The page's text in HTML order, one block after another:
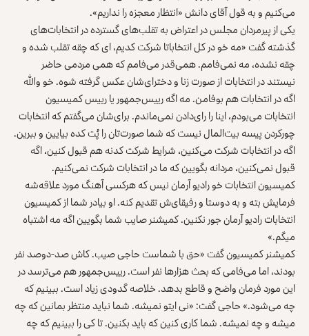
می‌کنیم و به قول آقای دانش «انتظار معجزه را نداریم».
یکی از پیر‌مردان مجلس در اعتراض به تقلب‌های گسترده در انتخابات‌های
گذشته گفت «مه خو در کل انتخاباتا شرکت کدیم، ای که چقه تقلب شده و
چقه نشده، مه نمی‌فامم. همی‌قدر می‌فامم که همی مردمی حاضر
نیستند در انتخابات از صورت زنا و دخترای‌شان عکس گرفته شوه. خو والله
اگه در انتخابات هم بوفامن. مه اگه رییس‌جمهور یا رییس کمیسیون
انتخابات می‌بودم، اینا را رای‌دادن نمی‌ماندم. برای‌شان می‌گفتم که انتخابات
چورکردن پیسه بیت‌المال نیست که شما صورت‌تان را پُت کده بیایین و ببرین.
اگه در انتخابات شرکت می‌کنین، شرایط شرکت کدنه هم قبول کنین، اگه
قبول نمی‌کنین، مردانه بگویین که ما در انتخابات شرکت نمی‌کنیم.
کمیسیون انتخابات خو رادیو آرمان نیس که هرکسی آهنگ مورد علاقه‌شه
فرمایش بته و به دوستا و رفیقای‌ش تقدیم کنه. او بیادر شما از کمیسیون
انتخابات رادیو آرمان جور نکنین. کمیشنر صایب شما بگویین اگه مه اشتباه
میگم.»
کمیشنر کمیسیون گفت «حق با شماست حاجی صیب. کاش صد-دوصد نفر
بودند، اما می‌فامی که بحث هزارها نفر است. رییس‌جمهور هم می‌ترسد در
این مورد فرمان واضح و قاطع بدهد. خلاصه گدودی زیاد است. ببینیم که
چه می‌شود.» حاجی گفت: «نی ایتو نمیشه. شما نباید منتظر بمانین که چه
میشه و چه نمیشه. شما کاری کنین که باید بکنین. تا کی را ببینیم که چه